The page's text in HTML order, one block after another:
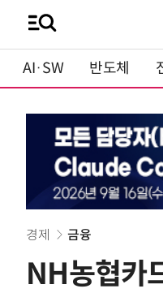
AI·SW 반도체
경제 금융
NH농협카